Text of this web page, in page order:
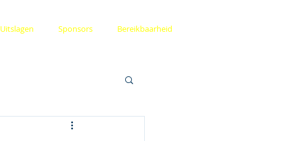
Uitslagen Sponsors Bereikbaarheid